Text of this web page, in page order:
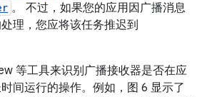
。 不过，如果您的应用因广播消息
理，您应将该任务推迟到
等工具来识别广播接收器是否在应
间运行的操作。例如，图 6 显示了